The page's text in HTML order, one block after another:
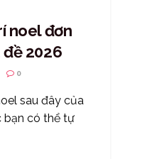
noel đơn
đề 2026
0
sau đây của
bạn có thể tự